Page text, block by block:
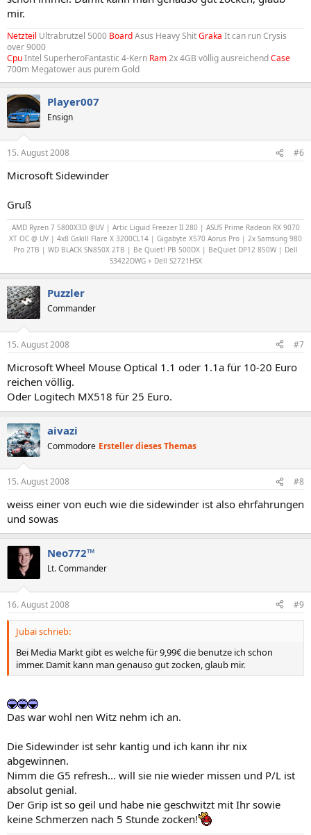
mir.
Netzteil Ultrabrutzel 5000 BoardAsus Heavy ShitGraka It can run Crysis
over 9000
CpuIntel SuperheroFantastic 4-Kern Ram2x 4GB völlig ausreichendCase
700m Megatower aus purem Gold
Player007
Ensign
15. August 2008 #6
Microsoft Sidewinder
Gruß
AMD Ryzen 7 5800X3D @UV | Artic Liguid Freezer II 280 | ASUS Prime Radeon RX 9070
XT OC @ UV | 4x8 Gskill Flare X 3200CL14 | Gigabyte X570 Aorus Pro | 2x Samsung 980
Pro 2TB | WD BLACK SN850X 2TB | Be Quiet! PB 500DX | BeQuiet DP12 850W | Dell
S3422DWG + Dell S2721HSX
Puzzler
Commander
15. August 2008 #7
Microsoft Wheel Mouse Optical 1.1 oder 1.1a für 10-20 Euro
reichen völlig.
Oder Logitech MX518 für 25 Euro.
aivazi
Commodore Ersteller dieses Themas
15. August 2008 #8
weiss einer von euch wie die sidewinder ist also ehrfahrungen
und sowas
Neo772™
Lt. Commander
16. August 2008 #9
Jubai schrieb:
Bei Media Markt gibt es welche für 9,99€ die benutze ich schon
immer. Damit kann man genauso gut zocken, glaub mir.
Das war wohl nen Witz nehm ich an.
Die Sidewinder ist sehr kantig und ich kann ihr nix
abgewinnen.
Nimm die G5 refresh... will sie nie wieder missen und P/L ist
absolut genial.
Der Grip ist so geil und habe nie geschwitzt mit Ihr sowie
keine Schmerzen nach 5 Stunde zocken!